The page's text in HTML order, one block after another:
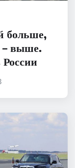
больше,
– выше.